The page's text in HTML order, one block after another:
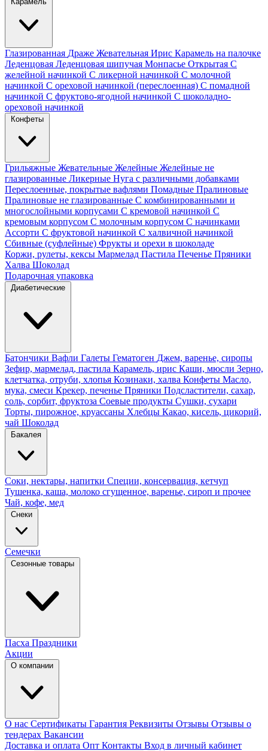
Глазированная Драже Жевательная Ирис Карамель на палочке
Леденцовая Леденцовая шипучая Монпасье Открытая С
желейной начинкой С ликерной начинкой С молочной
начинкой С ореховой начинкой (переслоенная) С помадной
начинкой С фруктово-ягодной начинкой С шоколадно-
ореховой начинкой
Конфеты
Грильяжные Жевательные Желейные Желейные не
глазированные Ликерные Нуга с различными добавками
Переслоенные, покрытые вафлями Помадные Пралиновые
Пралиновые не глазированные С комбинированными и
многослойными корпусами С кремовой начинкой С
кремовым корпусом С молочным корпусом С начинками
Ассорти С фруктовой начинкой С халвичной начинкой
Сбивные (суфлейные) Фрукты и орехи в шоколаде
Коржи, рулеты, кексы Мармелад Пастила Печенье Пряники
Халва Шоколад
Подарочная упаковка
Диабетические
Батончики Вафли Галеты Гематоген Джем, варенье, сиропы
Зефир, мармелад, пастила Карамель, ирис Каши, мюсли Зерно,
клетчатка, отруби, хлопья Козинаки, халва Конфеты Масло,
мука, смеси Крекер, печенье Пряники Подсластители, сахар,
соль, сорбит, фруктоза Соевые продукты Сушки, сухари
Торты, пирожное, круассаны Хлебцы Какао, кисель, цикорий,
чай Шоколад
Бакалея
Соки, нектары, напитки Специи, консервация, кетчуп
Тушенка, каша, молоко сгущенное, варенье, сироп и прочее
Чай, кофе, мед
Снеки
Семечки
Сезонные товары
Пасха Праздники
Акции
О компании
О нас Сертификаты Гарантия Реквизиты Отзывы Отзывы о
тендерах Вакансии
Доставка и оплата Опт Контакты Вход в личный кабинет